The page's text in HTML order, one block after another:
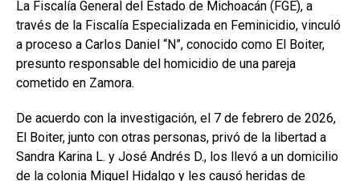
La Fiscalía General del Estado de Michoacán (FGE), a
través de la Fiscalía Especializada en Feminicidio, vinculó
a proceso a Carlos Daniel “N”, conocido como El Boiter,
presunto responsable del homicidio de una pareja
cometido en Zamora.
De acuerdo con la investigación, el 7 de febrero de 2026,
El Boiter, junto con otras personas, privó de la libertad a
Sandra Karina L. y José Andrés D., los llevó a un domicilio
de la colonia Miguel Hidalgo y les causó heridas de